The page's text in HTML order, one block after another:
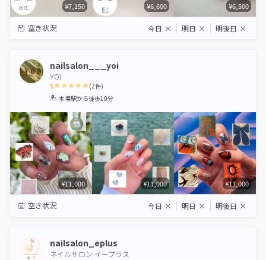
¥7,150 ¥6,600 ¥6,500
空き状況 今日 × 明日 × 明後日 ×
nailsalon___yoi
YOI
5
1 2 3 4 5
(2件)
木場駅から徒歩10分
¥11,000 ¥11,000 ¥11,000
空き状況 今日 × 明日 × 明後日 ×
nailsalon_eplus
ネイルサロン イープラス